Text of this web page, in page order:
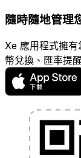
隨時隨地管理
Xe 應用程式擁
幣兌換、匯率提